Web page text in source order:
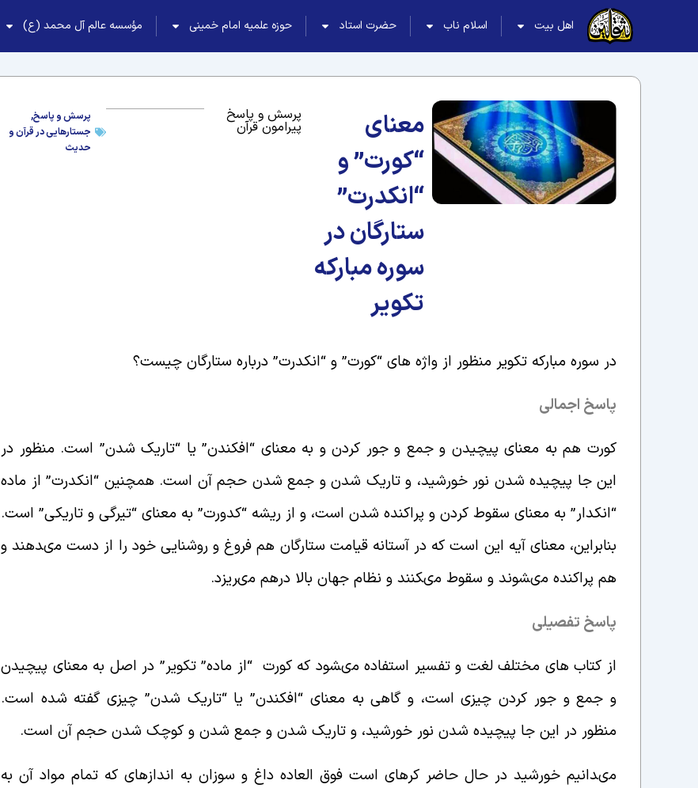
اهل بیت اسلام ناب حضرت استاد حوزه علمیه امام خمینی مؤسسه عالم آل محمد (ع)
معنای
“کورت” و
“انکدرت”
ستارگان در
سوره مبارکه
تکویر
پرسش و پاسخ
پیرامون قرآن
پرسش و پاسخ,
جستارهایی در قرآن و
حدیث
در سوره مبارکه تکویر منظور از واژه های “کورت” و “انکدرت” درباره ستارگان چیست؟
پاسخ اجمالی
کورت هم به معناى پیچیدن و جمع و جور کردن و به معنای “افکندن” یا “تاریک شدن” است. منظور در
این جا پیچیده شدن نور خورشید، و تاریک شدن و جمع شدن حجم آن است. همچنین “انکدرت” از ماده
“انکدار” به معناى سقوط کردن و پراکنده شدن است، و از ریشه “کدورت” به معناى “تیرگى و تاریکى” است.
بنابراین، معنای آیه این است که در آستانه قیامت ستارگان هم فروغ و روشنایى خود را از دست مى‏دهند و
هم پراکنده مى‏شوند و سقوط مى‏کنند و نظام جهان بالا درهم مى‏ریزد.
پاسخ تفصیلی
از کتاب های مختلف لغت و تفسیر استفاده مى‏شود که کورت “از ماده” تکویر” در اصل به معناى پیچیدن
و جمع و جور کردن چیزى است، و گاهی به معنای “افکندن” یا “تاریک شدن” چیزى گفته شده است.
منظور در این جا پیچیده شدن نور خورشید، و تاریک شدن و جمع شدن و کوچک شدن حجم آن است.
مى‏دانیم خورشید در حال حاضر کره‏اى است فوق العاده داغ و سوزان به اندازه‏اى که تمام مواد آن به